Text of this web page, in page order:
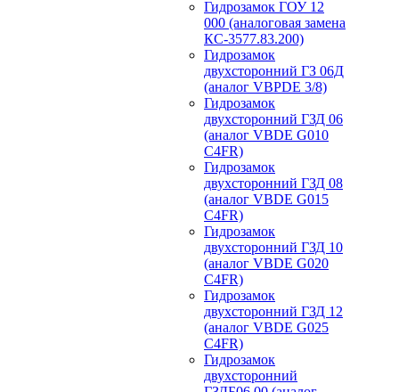
Гидрозамок ГОУ 12
000 (аналоговая замена
КС-3577.83.200)
Гидрозамок
двухсторонний ГЗ 06Д
(аналог VBPDE 3/8)
Гидрозамок
двухсторонний ГЗД 06
(аналог VBDE G010
C4FR)
Гидрозамок
двухсторонний ГЗД 08
(аналог VBDE G015
C4FR)
Гидрозамок
двухсторонний ГЗД 10
(аналог VBDE G020
C4FR)
Гидрозамок
двухсторонний ГЗД 12
(аналог VBDE G025
C4FR)
Гидрозамок
двухсторонний